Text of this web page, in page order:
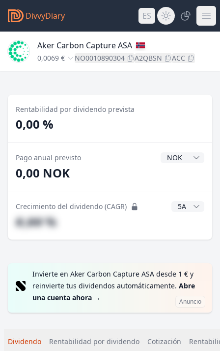
DivvyDiary ES
Aker Carbon Capture ASA
0,0069 € NO0010890304 A2QBSN ACC
Rentabilidad por dividendo prevista
0,00 %
Pago anual previsto Divisa del
0,00 NOK
Crecimiento del dividendo (CAGR) Años CAGR
#,## %
Invierte en Aker Carbon Capture ASA desde 1 € y
reinvierte tus dividendos automáticamente. Abre
una cuenta ahora → Anuncio
Dividendo Rentabilidad por dividendo Cotización